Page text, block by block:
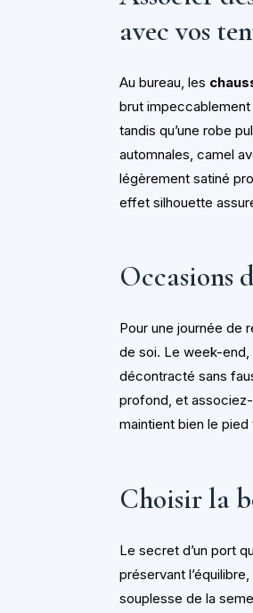
avec vos
Au bureau, les
brut
tandis qu’une robe
automnales, camel
légèrement satiné
effet silhouette
Occasions
Pour une journée de
de soi. Le week-end,
décontracté sans
profond, et associez-
maintient bien le
Choisir la
Le secret d’un port
préservant
souplesse de la